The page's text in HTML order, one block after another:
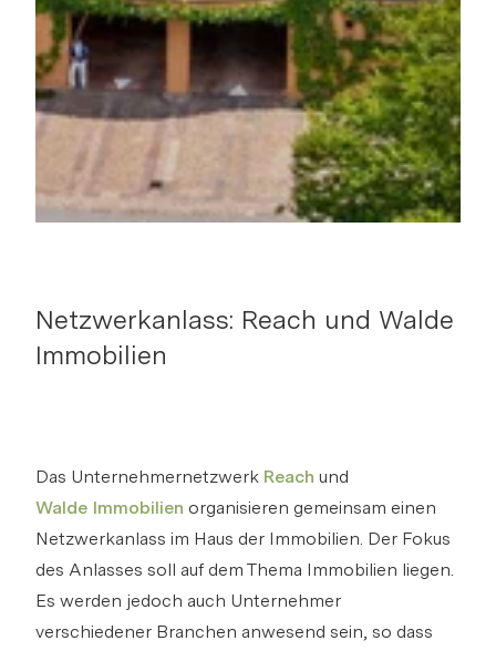
Netzwerkanlass: Reach und Walde
Immobilien
Das Unternehmernetzwerk Reach und
Walde Immobilien organisieren gemeinsam einen
Netzwerkanlass im Haus der Immobilien. Der Fokus
des Anlasses soll auf dem Thema Immobilien liegen.
Es werden jedoch auch Unternehmer
verschiedener Branchen anwesend sein, so dass